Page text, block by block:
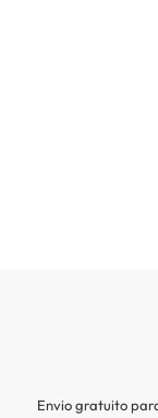
Envio gratuito